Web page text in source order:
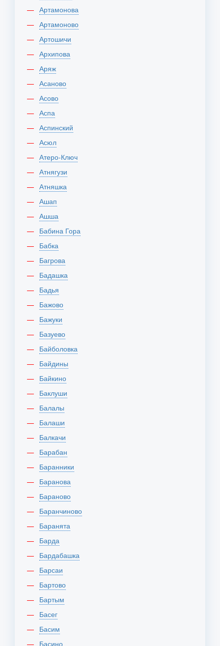
Артамонова
Артамоново
Артошичи
Архипова
Аряж
Асаново
Асово
Аспа
Аспинский
Асюл
Атеро-Ключ
Атнягузи
Атняшка
Ашап
Ашша
Бабина Гора
Бабка
Багрова
Бадашка
Бадья
Бажово
Бажуки
Базуево
Байболовка
Байдины
Байкино
Баклуши
Балалы
Балаши
Балкачи
Барабан
Баранники
Баранова
Бараново
Баранчиново
Баранята
Барда
Бардабашка
Барсаи
Бартово
Бартым
Басег
Басим
Басино